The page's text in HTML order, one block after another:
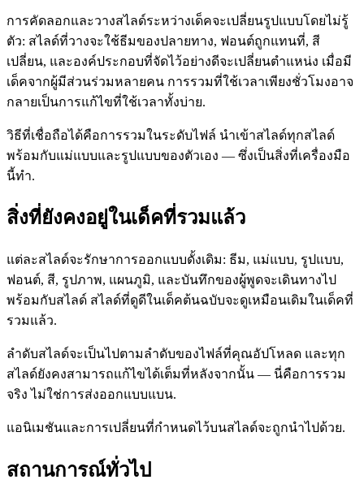
การคัดลอกและวางสไลด์ระหว่างเด็คจะเปลี่ยนรูปแบบโดยไม่รู้
ตัว: สไลด์ที่วางจะใช้ธีมของปลายทาง, ฟอนต์ถูกแทนที่, สี
เปลี่ยน, และองค์ประกอบที่จัดไว้อย่างดีจะเปลี่ยนตำแหน่ง เมื่อมี
เด็คจากผู้มีส่วนร่วมหลายคน การรวมที่ใช้เวลาเพียงชั่วโมงอาจ
กลายเป็นการแก้ไขที่ใช้เวลาทั้งบ่าย.
วิธีที่เชื่อถือได้คือการรวมในระดับไฟล์ นำเข้าสไลด์ทุกสไลด์
พร้อมกับแม่แบบและรูปแบบของตัวเอง — ซึ่งเป็นสิ่งที่เครื่องมือ
นี้ทำ.
สิ่งที่ยังคงอยู่ในเด็คที่รวมแล้ว
แต่ละสไลด์จะรักษาการออกแบบดั้งเดิม: ธีม, แม่แบบ, รูปแบบ,
ฟอนต์, สี, รูปภาพ, แผนภูมิ, และบันทึกของผู้พูดจะเดินทางไป
พร้อมกับสไลด์ สไลด์ที่ดูดีในเด็คต้นฉบับจะดูเหมือนเดิมในเด็คที่
รวมแล้ว.
ลำดับสไลด์จะเป็นไปตามลำดับของไฟล์ที่คุณอัปโหลด และทุก
สไลด์ยังคงสามารถแก้ไขได้เต็มที่หลังจากนั้น — นี่คือการรวม
จริง ไม่ใช่การส่งออกแบบแบน.
แอนิเมชันและการเปลี่ยนที่กำหนดไว้บนสไลด์จะถูกนำไปด้วย.
สถานการณ์ทั่วไป